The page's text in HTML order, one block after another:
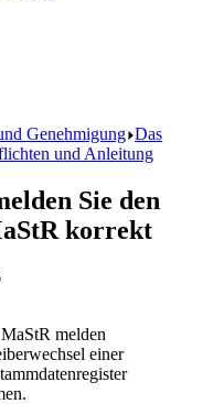
Genehmigung Das
und Anleitung
Sie den
korrekt
einer